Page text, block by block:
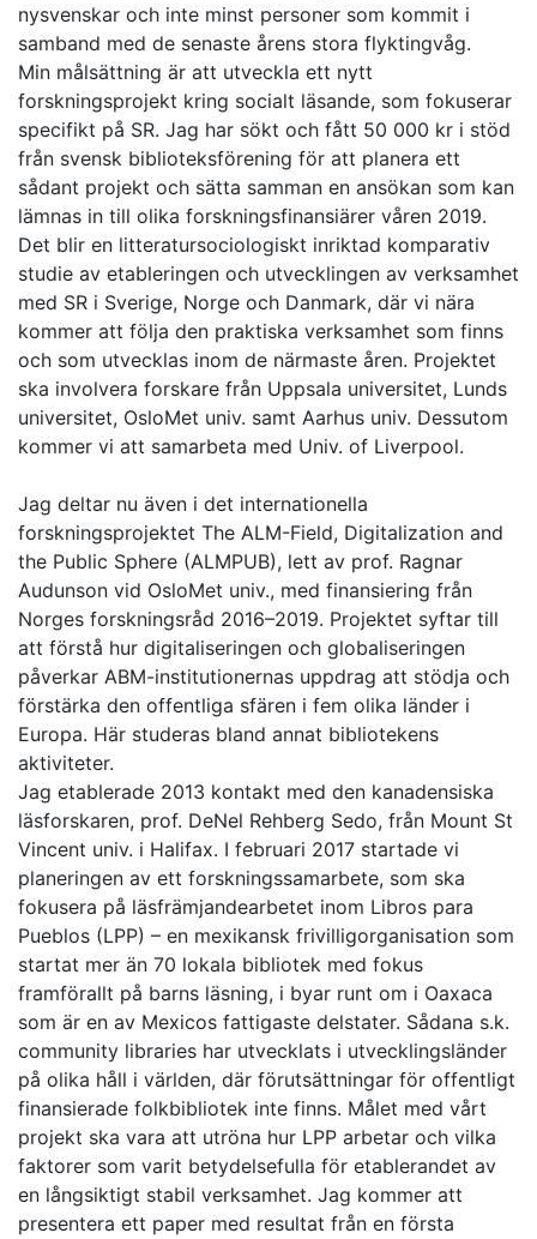
nysvenskar och inte minst personer som kommit i
samband med de senaste årens stora flyktingvåg.
Min målsättning är att utveckla ett nytt
forskningsprojekt kring socialt läsande, som fokuserar
specifikt på SR. Jag har sökt och fått 50 000 kr i stöd
från svensk biblioteksförening för att planera ett
sådant projekt och sätta samman en ansökan som kan
lämnas in till olika forskningsfinansiärer våren 2019.
Det blir en litteratursociologiskt inriktad komparativ
studie av etableringen och utvecklingen av verksamhet
med SR i Sverige, Norge och Danmark, där vi nära
kommer att följa den praktiska verksamhet som finns
och som utvecklas inom de närmaste åren. Projektet
ska involvera forskare från Uppsala universitet, Lunds
universitet, OsloMet univ. samt Aarhus univ. Dessutom
kommer vi att samarbeta med Univ. of Liverpool.
Jag deltar nu även i det internationella
forskningsprojektet The ALM-Field, Digitalization and
the Public Sphere (ALMPUB), lett av prof. Ragnar
Audunson vid OsloMet univ., med finansiering från
Norges forskningsråd 2016–2019. Projektet syftar till
att förstå hur digitaliseringen och globaliseringen
påverkar ABM-institutionernas uppdrag att stödja och
förstärka den offentliga sfären i fem olika länder i
Europa. Här studeras bland annat bibliotekens
aktiviteter.
Jag etablerade 2013 kontakt med den kanadensiska
läsforskaren, prof. DeNel Rehberg Sedo, från Mount St
Vincent univ. i Halifax. I februari 2017 startade vi
planeringen av ett forskningssamarbete, som ska
fokusera på läsfrämjandearbetet inom Libros para
Pueblos (LPP) – en mexikansk frivilligorganisation som
startat mer än 70 lokala bibliotek med fokus
framförallt på barns läsning, i byar runt om i Oaxaca
som är en av Mexicos fattigaste delstater. Sådana s.k.
community libraries har utvecklats i utvecklingsländer
på olika håll i världen, där förutsättningar för offentligt
finansierade folkbibliotek inte finns. Målet med vårt
projekt ska vara att utröna hur LPP arbetar och vilka
faktorer som varit betydelsefulla för etablerandet av
en långsiktigt stabil verksamhet. Jag kommer att
presentera ett paper med resultat från en första